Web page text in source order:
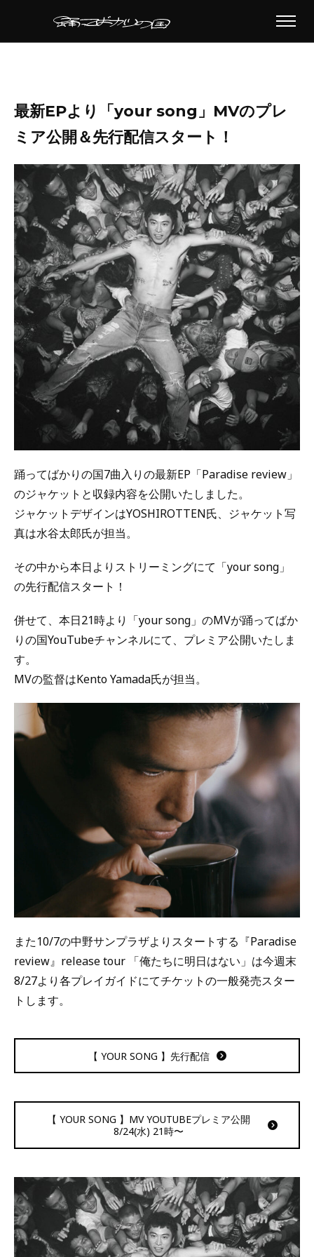
最新EPより「your song」MVのプレ
ミア公開＆先行配信スタート！
踊ってばかりの国7曲入りの最新EP「Paradise review」
のジャケットと収録内容を公開いたしました。
ジャケットデザインはYOSHIROTTEN氏、ジャケット写
真は水谷太郎氏が担当。
その中から本日よりストリーミングにて「your song」
の先行配信スタート！
併せて、本日21時より「your song」のMVが踊ってばか
りの国YouTubeチャンネルにて、プレミア公開いたしま
す。
MVの監督はKento Yamada氏が担当。
また10/7の中野サンプラザよりスタートする『Paradise
review』release tour 「俺たちに明日はない」は今週末
8/27より各プレイガイドにてチケットの一般発売スター
トします。
【 YOUR SONG 】先行配信
【 YOUR SONG 】MV YOUTUBEプレミア公開
8/24(水) 21時〜